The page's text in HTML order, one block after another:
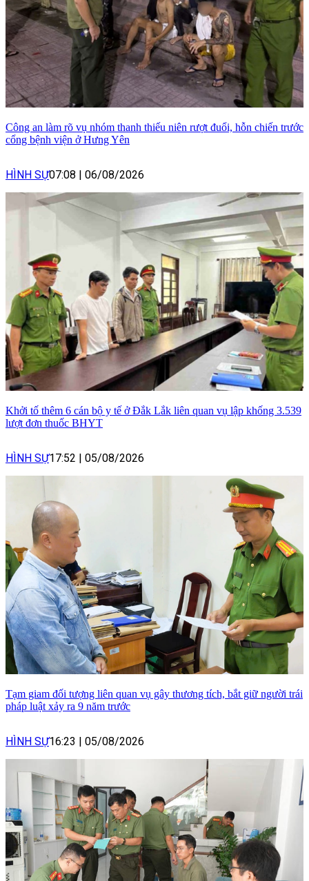
Công an làm rõ vụ nhóm thanh thiếu niên rượt đuổi, hỗn chiến trước
cổng bệnh viện ở Hưng Yên
HÌNH SỰ07:08 06/08/2026
Khởi tố thêm 6 cán bộ y tế ở Đắk Lắk liên quan vụ lập khống 3.539
lượt đơn thuốc BHYT
HÌNH SỰ17:52 05/08/2026
Tạm giam đối tượng liên quan vụ gây thương tích, bắt giữ người trái
pháp luật xảy ra 9 năm trước
HÌNH SỰ16:23 05/08/2026